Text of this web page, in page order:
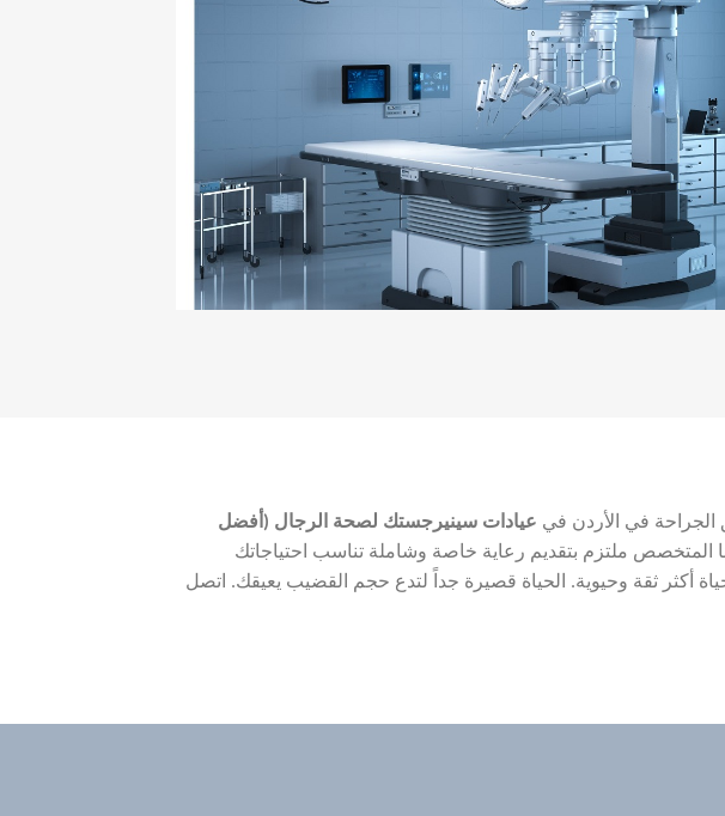
في الأردن في عيادات سينيرجستك لصحة الرجال (أفضل
المتخصص ملتزم بتقديم رعاية خاصة وشاملة تناسب احتياجاتك
أكثر ثقة وحيوية. الحياة قصيرة جداً لتدع حجم القضيب يعيقك. اتصل